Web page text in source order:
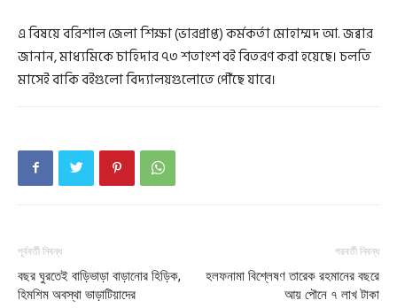
এ বিষয়ে বরিশাল জেলা শিক্ষা (ভারপ্র‍াপ্ত) কর্মকর্তা মোহাম্মদ আ. জব্বার
জানান, মাধ্যমিকে চাহিদার ৭৩ শতাংশ বই বিতরণ করা হয়েছে। চলতি
মাসেই বাকি বইগুলো বিদ্যালয়গুলোতে পৌঁছে যাবে।
পূর্ববর্তী নিবন্ধ
বছর ঘুরতেই বাড়িভাড়া বাড়ানোর হিড়িক,
হিমশিম অবস্থা ভাড়াটিয়াদের
পরবর্তী নিবন্ধ
হলফনামা বিশ্লেষণ তারেক রহমানের বছরে
আয় পৌনে ৭ লাখ টাকা